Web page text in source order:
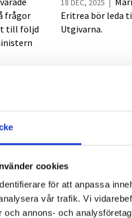
cookies
för att anpassa
vår trafik. Vi
och annons- och
frågor
till följd
Eritrea bör leda
Utgivarna.
i 24 år
och
ett
UD svarar
29 SEP, 2025 |
med
Eritrea.